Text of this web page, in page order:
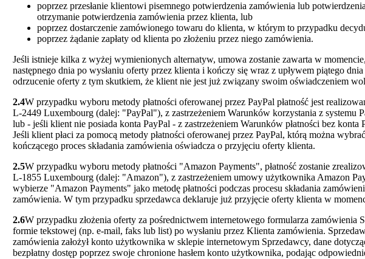
poprzez przesłanie klientowi pisemnego potwierdzenia zamówienia lub
otrzymanie potwierdzenia zamówienia przez klienta, lub
poprzez dostarczenie zamówionego towaru do klienta, w którym to przypadku
poprzez żądanie zapłaty od klienta po złożeniu przez niego zamówienia.
Jeśli istnieje kilka z wyżej wymienionych alternatyw, umowa zostanie zawarta w
następnego dnia po wysłaniu oferty przez klienta i kończy się wraz z upływem piątego
odrzucenie oferty z tym skutkiem, że klient nie jest już związany swoim oświadczeniem
2.4W przypadku wyboru metody płatności oferowanej przez PayPal płatność jest
L-2449 Luxembourg (dalej: "PayPal"), z zastrzeżeniem Warunków korzystania z systemu
lub - jeśli klient nie posiada konta PayPal - z zastrzeżeniem Warunków płatności bez
Jeśli klient płaci za pomocą metody płatności oferowanej przez PayPal, którą można
kończącego proces składania zamówienia oświadcza o przyjęciu oferty klienta.
2.5W przypadku wyboru metody płatności "Amazon Payments", płatność zostanie
L-1855 Luxembourg (dalej: "Amazon"), z zastrzeżeniem umowy użytkownika Amazon
wybierze "Amazon Payments" jako metodę płatności podczas procesu składania
zamówienia. W tym przypadku sprzedawca deklaruje już przyjęcie oferty klienta w
2.6W przypadku złożenia oferty za pośrednictwem internetowego formularza
formie tekstowej (np. e-mail, faks lub list) po wysłaniu przez Klienta zamówienia.
zamówienia założył konto użytkownika w sklepie internetowym Sprzedawcy, dane
bezpłatny dostęp poprzez swoje chronione hasłem konto użytkownika, podając